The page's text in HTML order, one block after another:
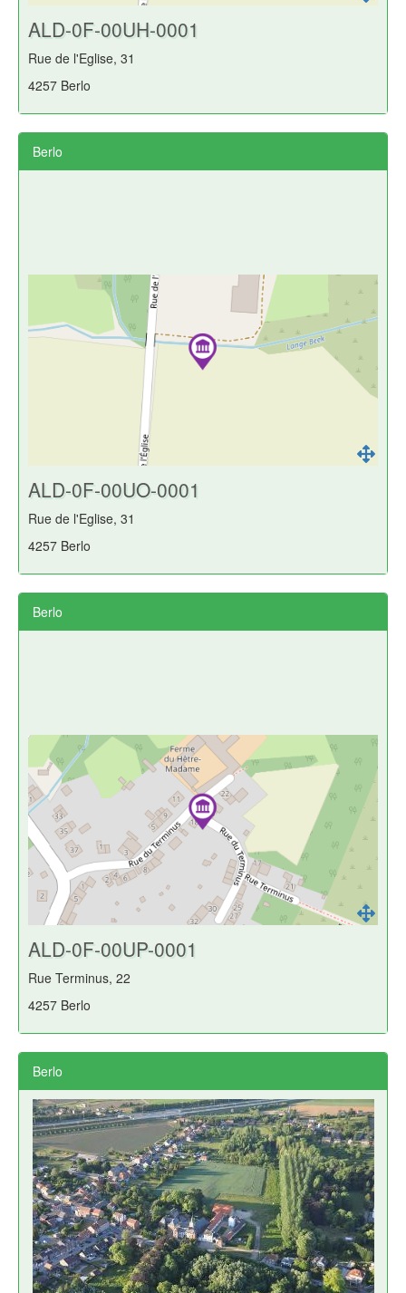
ALD-0F-00UH-0001
Rue de l'Eglise, 31
4257 Berlo
Berlo
ALD-0F-00UO-0001
Rue de l'Eglise, 31
4257 Berlo
Berlo
ALD-0F-00UP-0001
Rue Terminus, 22
4257 Berlo
Berlo